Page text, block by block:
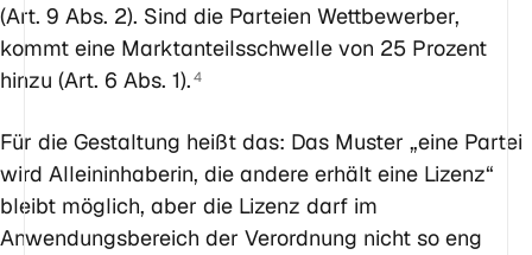
(Art. 9 Abs. 2). Sind die Parteien Wettbewerber,
kommt eine Marktanteilsschwelle von 25 Prozent
hinzu (Art. 6 Abs. 1). 4
Für die Gestaltung heißt das: Das Muster „eine Partei
wird Alleininhaberin, die andere erhält eine Lizenz“
bleibt möglich, aber die Lizenz darf im
Anwendungsbereich der Verordnung nicht so eng